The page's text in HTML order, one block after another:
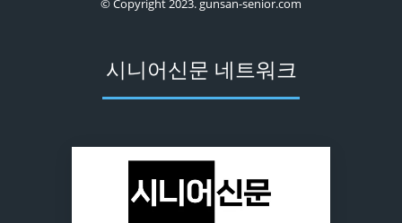
© Copyright 2023. gunsan-senior.com
시니어신문 네트워크